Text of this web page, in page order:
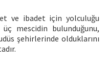
ve ibadet için yolculuğu
mescidin bulunduğunu,
şehirlerinde olduklarını